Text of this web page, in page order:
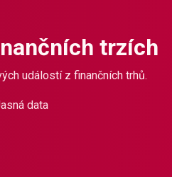
trzích
událostí z finančních trhů.
data